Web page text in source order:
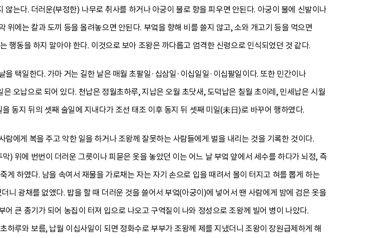
는다. 더러운(부정한) 나무로 취사를 하거나 아궁이 불로 향을 피우면 안된다. 아궁이 불에 신발이나
위에는 칼과 도끼 등을 올려놓으면 안된다. 부엌을 향해 비를 쓸지 않고, 소와 개고기 등을 먹으면
행동을 하지 말아야 한다. 이것으로 보아 조왕은 까다롭고 엄격한 신령으로 인식되었던 것 같다.
택일한다. 가마 거는 길한 날은 매월 초팔일·십삼일·이십일일·이십팔일이다. 또한 민간이나
오납으로 되어 있다. 천납은 정월초하루, 지납은 오월 초닷새, 도덕납은 칠월 초이레, 민세납은 시월
동지 뒤의 셋째 술일에 지내다가 조선 태조 이후 동지 뒤 셋째 미일(未日)로 바꾸어 행하였다.
에게 복을 주고 악한 일을 하거나 조왕께 잘못하는 사람들에게 벌을 내리는 것을 기록한 것이다.
) 위에 번번이 더러운 그릇이나 피묻은 옷을 놓았던 이는 어느 날 부엌 앞에서 세수를 하다가 뇌정, 즉
게 하였다. 남을 속여서 재물을 가로채는 자는 자기 손으로 입을 때려서 볼이 터지고 혀를 뽑게 하는
니 광채를 없앴다. 밥을 할 때 더러운 것을 쓸어서 부엌(아궁이)에 넣어서 땐 사람에게 밤에 검은 옷을
큰 종기가 되어 농집이 터져 입으로 나오고 구역질이 나와 정성으로 조왕께 빌어 병이 나았다.
하루와 보름, 납월 이십사일이 되면 정화수로 부부가 조왕께 제를 지냈더니 조왕이 장원급제하게 해